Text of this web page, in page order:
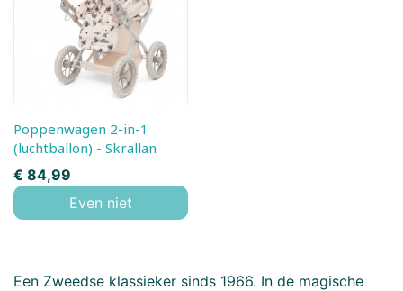
Poppenwagen 2-in-1
(luchtballon) - Skrallan
Prijs
€ 84,99
Even niet
Een Zweedse klassieker sinds 1966. In de magische